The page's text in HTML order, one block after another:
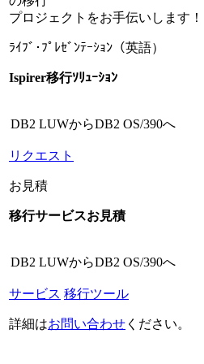
プロジェクトをお手伝いします！
ﾗｲﾌﾞ･ﾌﾟﾚｾﾞﾝﾃｰｼｮﾝ（英語）
Ispirer移行ｿﾘｭｰｼｮﾝ
DB2 LUWからDB2 OS/390へ
リクエスト
お見積
移行サービスお見積
DB2 LUWからDB2 OS/390へ
サービス 移行ツール
詳細はお問い合わせ ください。